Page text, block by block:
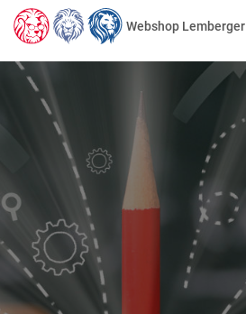
Webshop Lemberger